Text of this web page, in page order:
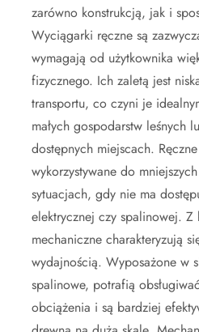
zarówno konstrukcją, jak i
Wyciągarki ręczne są
wymagają od użytkownika
fizycznego. Ich zaletą jest
transportu, co czyni je
małych gospodarstw leśnych
dostępnych miejscach.
wykorzystywane do
sytuacjach, gdy nie ma
elektrycznej czy spalinowej.
mechaniczne charakteryzują
wydajnością. Wyposażone w
spalinowe, potrafią
obciążenia i są bardziej